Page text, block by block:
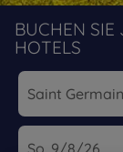
BUCHEN SIE
HOTELS